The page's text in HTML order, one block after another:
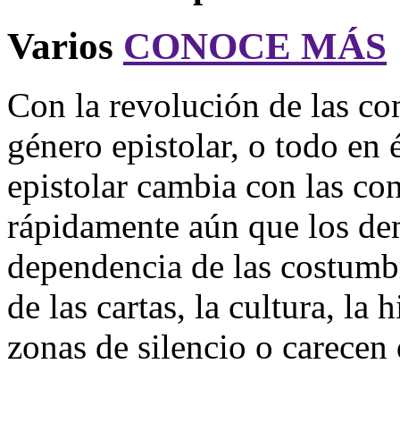
Varios CONOCE MÁS
Con la revolución de las
género epistolar, o todo en
epistolar cambia con las
rápidamente aún que los
dependencia de las
de las cartas, la cultura, la
zonas de silencio o